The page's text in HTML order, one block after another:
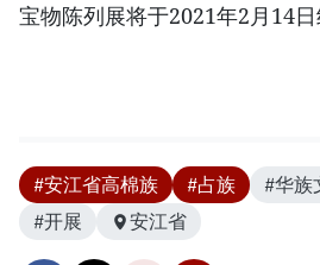
宝物陈列展将于2021年2月14日
#安江省高棉族 #占族 #华族
#开展
安江省